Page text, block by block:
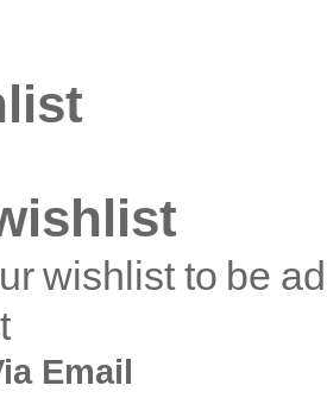
wishlist to be
Email